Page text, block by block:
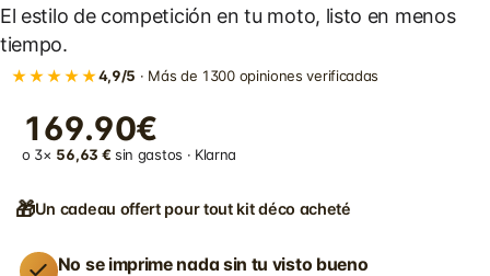
El estilo de competición en tu moto, listo en menos
tiempo.
★★★★★4,9/5 · Más de 1300 opiniones verificadas
169.90€
o 3× 56,63 € sin gastos · Klarna
🎁Un cadeau offert pour tout kit déco acheté
No se imprime nada sin tu visto bueno